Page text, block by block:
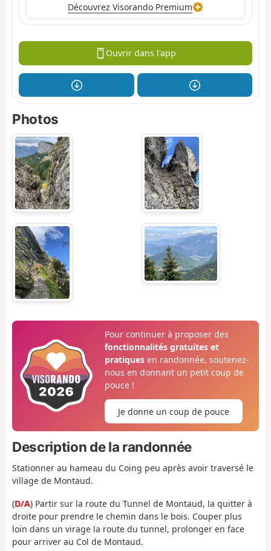
Découvrez Visorando Premium
Ouvrir dans l'app
Photos
Pour continuer à proposer des
fonctionnalités gratuites et
pratiquesen randonnée, soutenez-
nous en donnant un petit coup de
pouce !
Je donne un coup de pouce
Description de la randonnée
Stationner au hameau du Coing peu après avoir traversé le
village de Montaud.
(D/A) Partir sur la route du Tunnel de Montaud, la quitter à
droite pour prendre le chemin dans le bois. Couper plus
loin dans un virage la route du tunnel, prolonger en face
pour arriver au Col de Montaud.